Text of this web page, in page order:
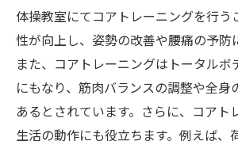
体操教室にてコアトレーニングを行う
性が向上し、姿勢の改善や腰痛の予防
また、コアトレーニングはトータルボ
にもなり、筋肉バランスの調整や全身
あるとされています。さらに、コアト
生活の動作にも役立ちます。例えば、